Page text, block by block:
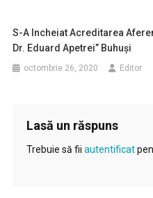
S-A Incheiat Acreditarea
Dr. Eduard Apetrei” Buhuși
octombrie 26, 2020 Editor
Lasă un răspuns
Trebuie să fii autentificat